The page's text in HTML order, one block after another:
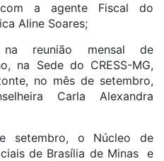
com a agente Fiscal do
Aline Soares;
na reunião mensal de
na Sede do CRESS-MG,
no mês de setembro,
Carla Alexandra
setembro, o Núcleo de
de Brasília de Minas e